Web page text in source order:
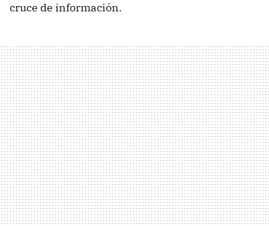
cruce de información.